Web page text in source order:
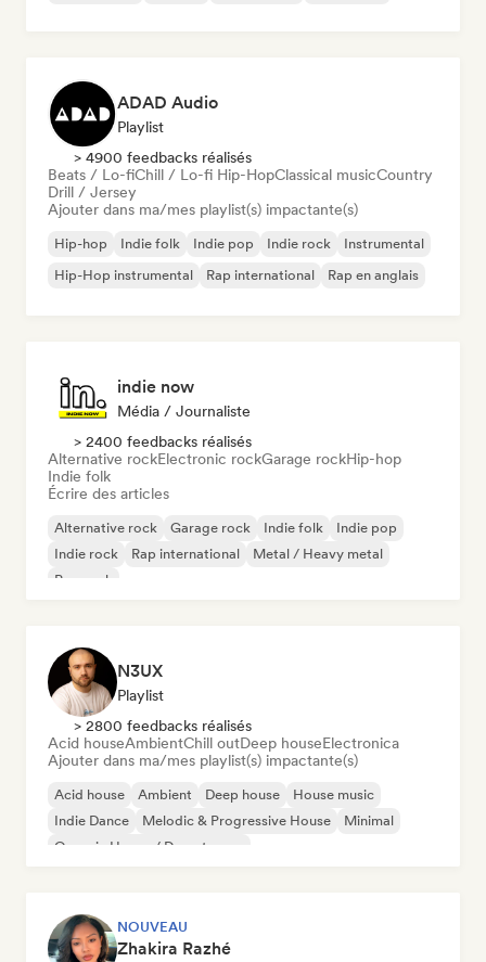
ADAD Audio
Playlist
> 4900 feedbacks réalisés
Beats / Lo-fiChill / Lo-fi Hip-HopClassical musicCountry
Drill / Jersey
Ajouter dans ma/mes playlist(s) impactante(s)
Hip-hop Indie folk Indie pop Indie rock
Instrumental
Hip-Hop instrumental
Rap international Rap en anglais
indie now
Média / Journaliste
> 2400 feedbacks réalisés
Alternative rockElectronic rockGarage rockHip-hop
Indie folk
Écrire des articles
Alternative rock Garage rock Indie folk
Indie pop
Indie rock
Rap international
Metal / Heavy metal
Pop rock
N3UX
Playlist
> 2800 feedbacks réalisés
Acid houseAmbientChill outDeep houseElectronica
Ajouter dans ma/mes playlist(s) impactante(s)
Acid house Ambient Deep house
House music
Indie Dance
Melodic & Progressive House
Minimal
Organic House / Downtempo
NOUVEAU
Zhakira Razhé